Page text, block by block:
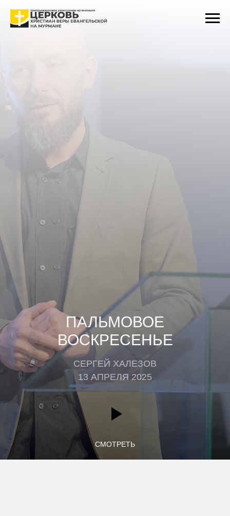
ПАЛЬМОВОЕ
ВОСКРЕСЕНЬЕ
СЕРГЕЙ ХАЛЕЗОВ
13 АПРЕЛЯ 2025
СМОТРЕТЬ